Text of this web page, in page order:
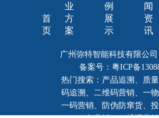
首
页
业
方
案
例
展
示
闻
资
讯
广州弥特智能科技有限公
备案号： 粤ICP备
热门搜索：产品追溯、质
码追溯、二维码营销、一
一码营销、防伪防窜货、